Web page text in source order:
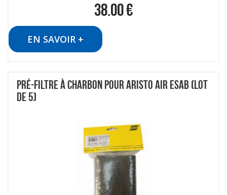
38.00€
EN SAVOIR +
PRÉ-FILTRE À CHARBON POUR ARISTO AIR ESAB (LOT
DE 5)